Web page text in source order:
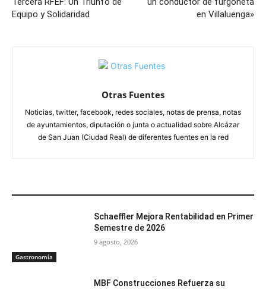
Equipo y Solidaridad
en Villaluenga»
Otras Fuentes
Noticias, twitter, facebook, redes sociales, notas de prensa, notas
de ayuntamientos, diputación o junta o actualidad sobre Alcázar
de San Juan (Ciudad Real) de diferentes fuentes en la red
Gastronomía
Schaeffler Mejora Rentabilidad en Primer
Semestre de 2026
9 agosto, 2026
MBF Construcciones Refuerza su